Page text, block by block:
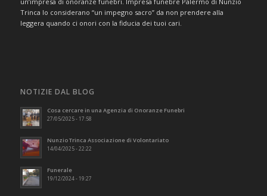
Trinca lo considerano “un impegno sacro” da non prendere alla
leggera quando ci onori con la fiducia dei tuoi cari.
NOTIZIE DAL BLOG
Cosa cercare in una Agenzia di Onoranze Funebri
27/05/2025 - 17:58
Nunzio Trinca Associazione di Volontariato
14/04/2025 - 22:22
Funerale
19/12/2024 - 19:27